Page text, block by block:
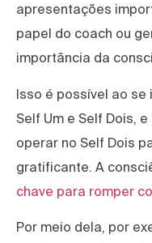
apresentações
papel do coach ou
importância da
Isso é possível ao
Self Um e Self Dois,
operar no Self Dois
gratificante. A
chave para romper
Por meio dela, por